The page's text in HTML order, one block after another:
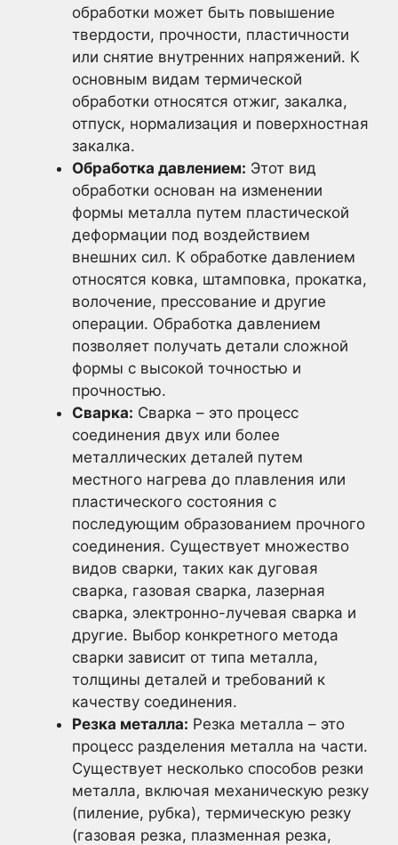
обработки может быть повышение
твердости, прочности, пластичности
или снятие внутренних напряжений. К
основным видам термической
обработки относятся отжиг, закалка,
отпуск, нормализация и поверхностная
закалка.
Обработка давлением: Этот вид
обработки основан на изменении
формы металла путем пластической
деформации под воздействием
внешних сил. К обработке давлением
относятся ковка, штамповка, прокатка,
волочение, прессование и другие
операции. Обработка давлением
позволяет получать детали сложной
формы с высокой точностью и
прочностью.
Сварка: Сварка – это процесс
соединения двух или более
металлических деталей путем
местного нагрева до плавления или
пластического состояния с
последующим образованием прочного
соединения. Существует множество
видов сварки, таких как дуговая
сварка, газовая сварка, лазерная
сварка, электронно-лучевая сварка и
другие. Выбор конкретного метода
сварки зависит от типа металла,
толщины деталей и требований к
качеству соединения.
Резка металла: Резка металла – это
процесс разделения металла на части.
Существует несколько способов резки
металла, включая механическую резку
(пиление, рубка), термическую резку
(газовая резка, плазменная резка,